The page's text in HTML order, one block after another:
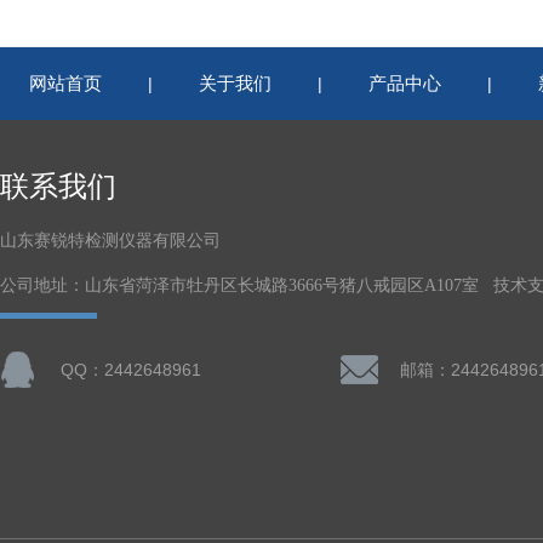
网站首页 | 关于我们 | 产品中心 |
联系我们
山东赛锐特检测仪器有限公司
公司地址：山东省菏泽市牡丹区长城路3666号猪八戒园区A107室 技术
QQ：2442648961 邮箱：